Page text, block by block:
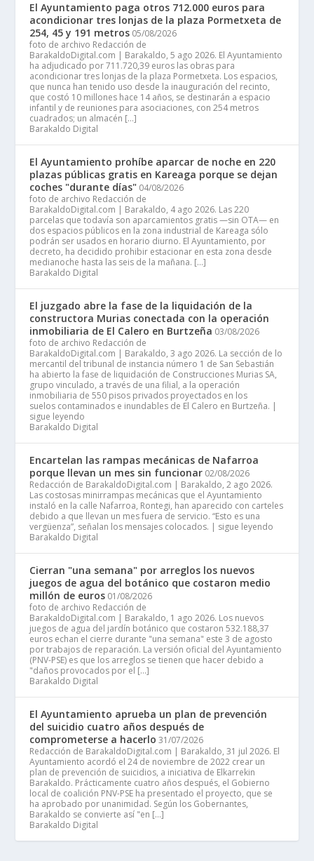
El Ayuntamiento paga otros 712.000 euros para
acondicionar tres lonjas de la plaza Pormetxeta de
254, 45 y 191 metros 05/08/2026
foto de archivo Redacción de
BarakaldoDigital.com | Barakaldo, 5 ago 2026. El Ayuntamiento
ha adjudicado por 711.720,39 euros las obras para
acondicionar tres lonjas de la plaza Pormetxeta. Los espacios,
que nunca han tenido uso desde la inauguración del recinto,
que costó 10 millones hace 14 años, se destinarán a espacio
infantil y de reuniones para asociaciones, con 254 metros
cuadrados; un almacén […]
Barakaldo Digital
El Ayuntamiento prohíbe aparcar de noche en 220
plazas públicas gratis en Kareaga porque se dejan
coches "durante días" 04/08/2026
foto de archivo Redacción de
BarakaldoDigital.com | Barakaldo, 4 ago 2026. Las 220
parcelas que todavía son aparcamientos gratis —sin OTA— en
dos espacios públicos en la zona industrial de Kareaga sólo
podrán ser usados en horario diurno. El Ayuntamiento, por
decreto, ha decidido prohibir estacionar en esta zona desde
medianoche hasta las seis de la mañana. […]
Barakaldo Digital
El juzgado abre la fase de la liquidación de la
constructora Murias conectada con la operación
inmobiliaria de El Calero en Burtzeña 03/08/2026
foto de archivo Redacción de
BarakaldoDigital.com | Barakaldo, 3 ago 2026. La sección de lo
mercantil del tribunal de instancia número 1 de San Sebastián
ha abierto la fase de liquidación de Construcciones Murias SA,
grupo vinculado, a través de una filial, a la operación
inmobiliaria de 550 pisos privados proyectados en los
suelos contaminados e inundables de El Calero en Burtzeña. |
sigue leyendo
Barakaldo Digital
Encartelan las rampas mecánicas de Nafarroa
porque llevan un mes sin funcionar 02/08/2026
Redacción de BarakaldoDigital.com | Barakaldo, 2 ago 2026.
Las costosas minirrampas mecánicas que el Ayuntamiento
instaló en la calle Nafarroa, Rontegi, han aparecido con carteles
debido a que llevan un mes fuera de servicio. “Esto es una
vergüenza”, señalan los mensajes colocados. | sigue leyendo
Barakaldo Digital
Cierran "una semana" por arreglos los nuevos
juegos de agua del botánico que costaron medio
millón de euros 01/08/2026
foto de archivo Redacción de
BarakaldoDigital.com | Barakaldo, 1 ago 2026. Los nuevos
juegos de agua del jardín botánico que costaron 532.188,37
euros echan el cierre durante "una semana" este 3 de agosto
por trabajos de reparación. La versión oficial del Ayuntamiento
(PNV-PSE) es que los arreglos se tienen que hacer debido a
"daños provocados por el […]
Barakaldo Digital
El Ayuntamiento aprueba un plan de prevención
del suicidio cuatro años después de
comprometerse a hacerlo 31/07/2026
Redacción de BarakaldoDigital.com | Barakaldo, 31 jul 2026. El
Ayuntamiento acordó el 24 de noviembre de 2022 crear un
plan de prevención de suicidios, a iniciativa de Elkarrekin
Barakaldo. Prácticamente cuatro años después, el Gobierno
local de coalición PNV-PSE ha presentado el proyecto, que se
ha aprobado por unanimidad. Según los Gobernantes,
Barakaldo se convierte así "en […]
Barakaldo Digital